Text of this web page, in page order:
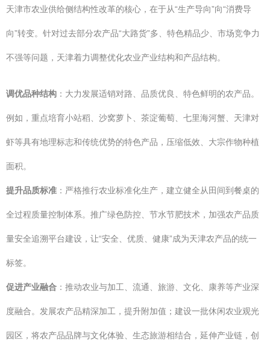
天津市农业供给侧结构性改革的核心，在于从“生产导向”向“消费导
向”转变。针对过去部分农产品“大路货”多、特色精品少、市场竞争力
不强等问题，天津着力调整优化农业产业结构和产品结构。
调优品种结构 ：大力发展适销对路、品质优良、特色鲜明的农产品。
例如，重点培育小站稻、沙窝萝卜、茶淀葡萄、七里海河蟹、天津对
虾等具有地理标志和传统优势的特色产品，压缩低效、大宗作物种植
面积。
提升品质标准 ：严格推行农业标准化生产，建立健全从田间到餐桌的
全过程质量控制体系。推广绿色防控、节水节肥技术，加强农产品质
量安全追溯平台建设，让“安全、优质、健康”成为天津农产品的统一
标签。
促进产业融合 ：推动农业与加工、流通、旅游、文化、康养等产业深
度融合。发展农产品精深加工，提升附加值；建设一批休闲农业观光
园区，将农产品品牌与文化体验、生态旅游相结合，延伸产业链，创